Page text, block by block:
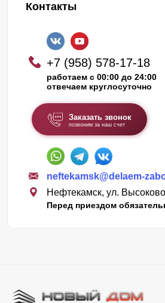
Контакты
+7 (958) 578-17-18
работаем с 00:00 до 24:00
отвечаем круглосуточно
Заказать звонок
позвоним за наш счет
neftekamsk@delaem-
Нефтекамск, ул.
Перед приездом